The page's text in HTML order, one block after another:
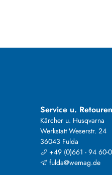
Service u. Retouren
Kärcher u. Husqvarna
Werkstatt Weserstr. 24
36043 Fulda
+49 (0)661 - 94 60-0
fulda@wemag.de